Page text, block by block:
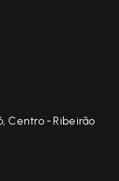
Centro - Ribeirão